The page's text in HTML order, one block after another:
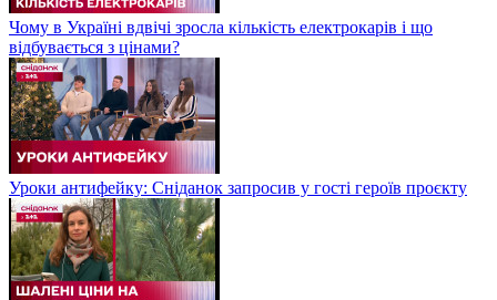
Чому в Україні вдвічі зросла кількість електрокарів і що
відбувається з цінами?
Уроки антифейку: Сніданок запросив у гості героїв проєкту